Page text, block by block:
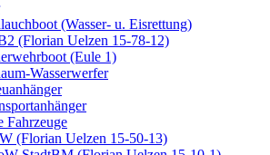
(Wasser- u. Eisrettung)
(Florian Uelzen 15-78-12)
(Eule 1)
Wasserwerfer
Fahrzeuge
(Florian Uelzen 15-50-13)